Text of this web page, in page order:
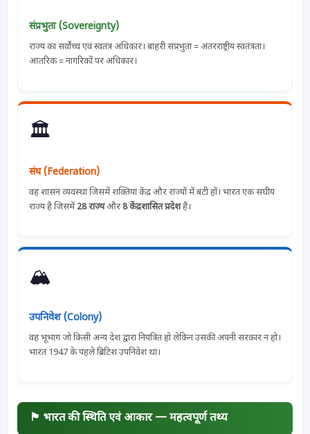
संप्रभुता (Sovereignty)
राज्य का सर्वोच्च एवं स्वतंत्र अधिकार। बाहरी संप्रभुता = अंतरराष्ट्रीय स्वतंत्रता।
आंतरिक = नागरिकों पर अधिकार।
🏛
संघ (Federation)
वह शासन व्यवस्था जिसमें शक्तियां केंद्र और राज्यों में बंटी हों। भारत एक संघीय
राज्य है जिसमें28 राज्यऔर8 केंद्रशासित प्रदेशहैं।
🏔
उपनिवेश (Colony)
वह भूभाग जो किसी अन्य देश द्वारा नियंत्रित हो लेकिन उसकी अपनी सरकार न हो।
भारत 1947 के पहले ब्रिटिश उपनिवेश था।
🏴 भारत की स्थिति एवं आकार — महत्वपूर्ण तथ्य